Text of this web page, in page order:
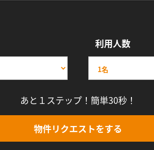
利用人数
あと１ステップ！簡単30秒！
物件リクエストをする